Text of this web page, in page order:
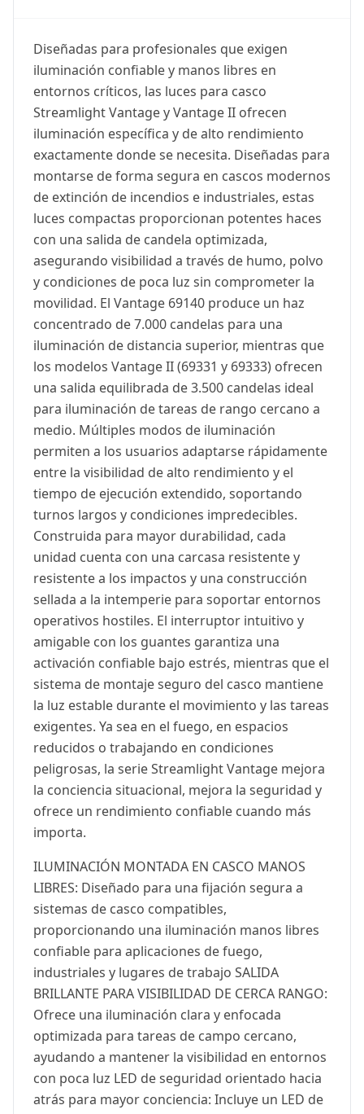
Diseñadas para profesionales que exigen
iluminación confiable y manos libres en
entornos críticos, las luces para casco
Streamlight Vantage y Vantage II ofrecen
iluminación específica y de alto rendimiento
exactamente donde se necesita. Diseñadas para
montarse de forma segura en cascos modernos
de extinción de incendios e industriales, estas
luces compactas proporcionan potentes haces
con una salida de candela optimizada,
asegurando visibilidad a través de humo, polvo
y condiciones de poca luz sin comprometer la
movilidad. El Vantage 69140 produce un haz
concentrado de 7.000 candelas para una
iluminación de distancia superior, mientras que
los modelos Vantage II (69331 y 69333) ofrecen
una salida equilibrada de 3.500 candelas ideal
para iluminación de tareas de rango cercano a
medio. Múltiples modos de iluminación
permiten a los usuarios adaptarse rápidamente
entre la visibilidad de alto rendimiento y el
tiempo de ejecución extendido, soportando
turnos largos y condiciones impredecibles.
Construida para mayor durabilidad, cada
unidad cuenta con una carcasa resistente y
resistente a los impactos y una construcción
sellada a la intemperie para soportar entornos
operativos hostiles. El interruptor intuitivo y
amigable con los guantes garantiza una
activación confiable bajo estrés, mientras que el
sistema de montaje seguro del casco mantiene
la luz estable durante el movimiento y las tareas
exigentes. Ya sea en el fuego, en espacios
reducidos o trabajando en condiciones
peligrosas, la serie Streamlight Vantage mejora
la conciencia situacional, mejora la seguridad y
ofrece un rendimiento confiable cuando más
importa.
ILUMINACIÓN MONTADA EN CASCO MANOS
LIBRES: Diseñado para una fijación segura a
sistemas de casco compatibles,
proporcionando una iluminación manos libres
confiable para aplicaciones de fuego,
industriales y lugares de trabajo SALIDA
BRILLANTE PARA VISIBILIDAD DE CERCA RANGO:
Ofrece una iluminación clara y enfocada
optimizada para tareas de campo cercano,
ayudando a mantener la visibilidad en entornos
con poca luz LED de seguridad orientado hacia
atrás para mayor conciencia: Incluye un LED de